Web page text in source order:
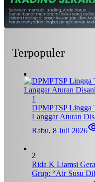
Terpopuler
1
DPMPTSP Lingga
Langgar Aturan
Rabu, 8 Juli 2026
2
Rida K Liamsi
Grup: “Air Susu